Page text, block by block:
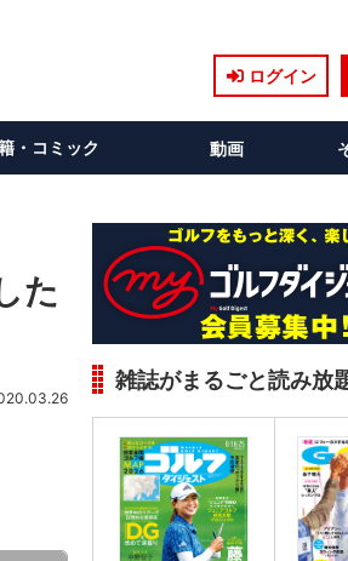
ログイン
・コミック 動画
た
雑誌がまるごと読み放